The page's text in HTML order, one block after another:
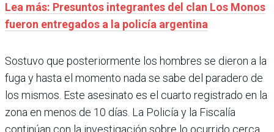
Lea más: Presuntos integrantes del clan Los Monos
fueron entregados a la policía argentina
Sostuvo que posteriormente los hombres se dieron a la
fuga y hasta el momento nada se sabe del paradero de
los mismos. Este asesinato es el cuarto registrado en la
zona en menos de 10 días. La Policía y la Fiscalía
continúan con la investigación sobre lo ocurrido cerca